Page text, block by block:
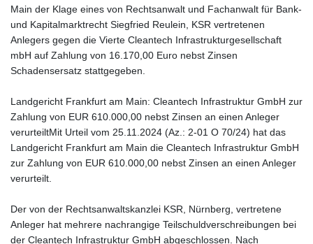
Main der Klage eines von Rechtsanwalt und Fachanwalt für Bank-
und Kapitalmarktrecht Siegfried Reulein, KSR vertretenen
Anlegers gegen die Vierte Cleantech Infrastrukturgesellschaft
mbH auf Zahlung von 16.170,00 Euro nebst Zinsen
Schadensersatz stattgegeben.
Landgericht Frankfurt am Main: Cleantech Infrastruktur GmbH zur
Zahlung von EUR 610.000,00 nebst Zinsen an einen Anleger
verurteiltMit Urteil vom 25.11.2024 (Az.: 2-01 O 70/24) hat das
Landgericht Frankfurt am Main die Cleantech Infrastruktur GmbH
zur Zahlung von EUR 610.000,00 nebst Zinsen an einen Anleger
verurteilt.
Der von der Rechtsanwaltskanzlei KSR, Nürnberg, vertretene
Anleger hat mehrere nachrangige Teilschuldverschreibungen bei
der Cleantech Infrastruktur GmbH abgeschlossen. Nach